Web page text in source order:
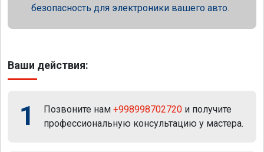
безопасность для электроники вашего авто.
Ваши действия:
1 Позвоните нам +998998702720 и получите
профессиональную консультацию у мастера.